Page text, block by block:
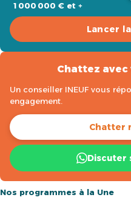
1 000 000 € et +
Lancer
Chattez
Un conseiller INEUF vous
engagement.
Chatter
Discuter
Nos programmes à la Une